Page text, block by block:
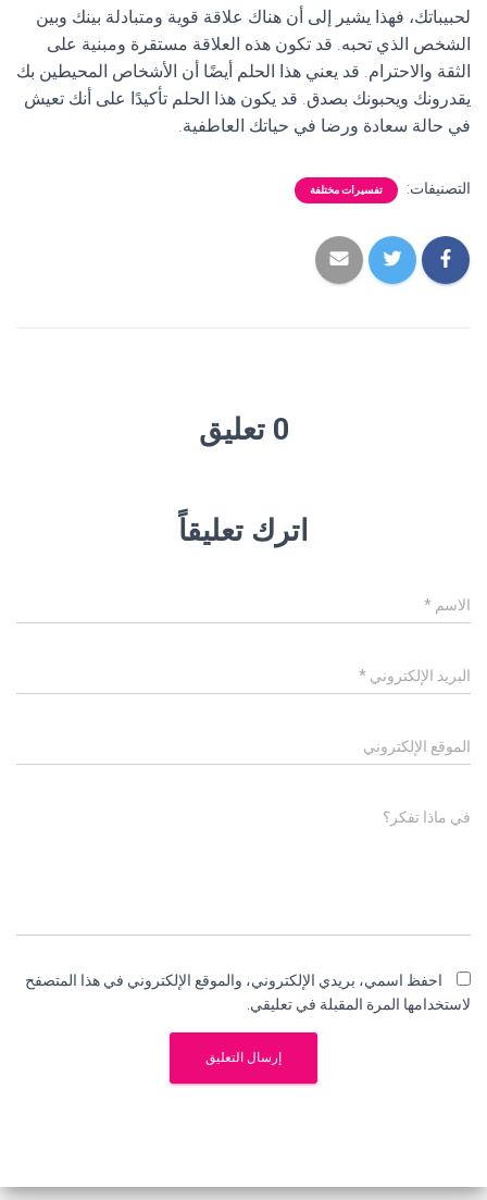
لحبيباتك، فهذا يشير إلى أن هناك علاقة قوية ومتبادلة بينك وبين
الشخص الذي تحبه. قد تكون هذه العلاقة مستقرة ومبنية على
الثقة والاحترام. قد يعني هذا الحلم أيضًا أن الأشخاص المحيطين بك
يقدرونك ويحبونك بصدق. قد يكون هذا الحلم تأكيدًا على أنك تعيش
في حالة سعادة ورضا في حياتك العاطفية.
التصنيفات: تفسيرات مختلفة
0 تعليق
اترك تعليقاً
الاسم *
البريد الإلكتروني *
الموقع الإلكتروني
في ماذا تفكر؟
احفظ اسمي، بريدي الإلكتروني، والموقع الإلكتروني في هذا المتصفح
لاستخدامها المرة المقبلة في تعليقي.